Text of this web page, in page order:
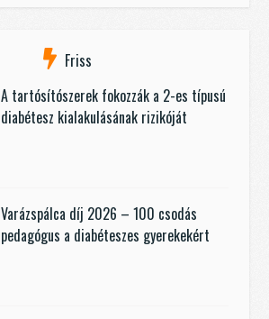
Friss
A tartósítószerek fokozzák a 2-es típusú
diabétesz kialakulásának rizikóját
Varázspálca díj 2026 – 100 csodás
pedagógus a diabéteszes gyerekekért